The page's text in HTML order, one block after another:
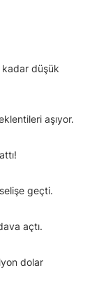
kadar düşük
aşıyor.
geçti.
açtı.
dolar